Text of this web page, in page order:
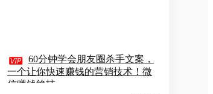
 60分钟学会朋友圈杀手文案，
一个让你快速赚钱的营销技术！微
信赚钱绝技